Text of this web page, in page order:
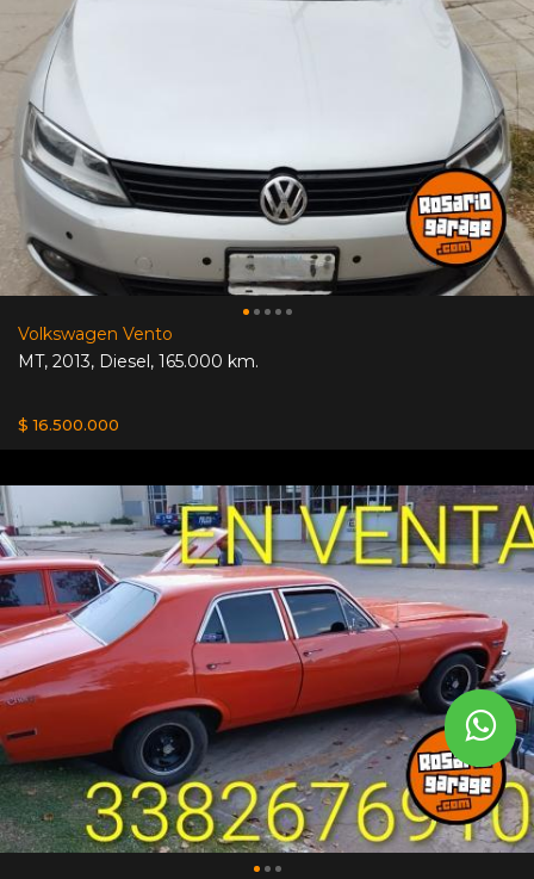
Volkswagen Vento
MT, 2013, Diesel, 165.000 km.
$ 16.500.000